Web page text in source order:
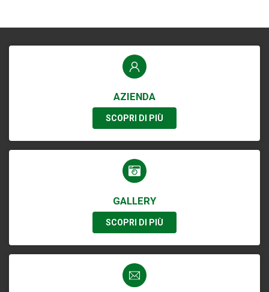
AZIENDA
SCOPRI DI PIÙ
GALLERY
SCOPRI DI PIÙ